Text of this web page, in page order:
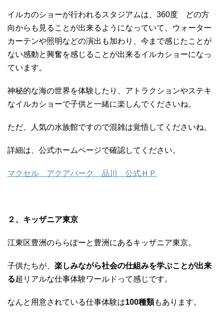
イルカのショーが行われるスタジアムは、360度 どの方
向からも見ることが出来るようになっていて、ウォーター
カーテンや照明などの演出も加わり、今まで感じたことが
ない感動と興奮を感じることが出来るイルカショーになっ
ています。
神秘的な海の世界を体験したり、アトラクションやステキ
なイルカショーで子供と一緒に楽しんでくださいね。
ただ、人気の水族館ですので混雑は覚悟してくださいね。
詳細は、公式ホームページで確認してください。
マクセル アクアパーク 品川 公式ＨＰ
２、キッザニア東京
江東区豊洲のららぽーと豊洲にあるキッザニア東京。
子供たちが、 楽しみながら社会の仕組みを学ぶことが出来
る超リアルな仕事体験ワールドって感じです。
なんと用意されている仕事体験は100種類もあります。